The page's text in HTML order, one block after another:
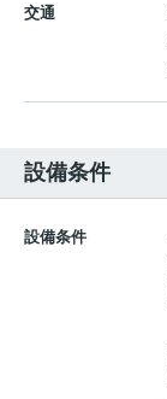
交通
設備条件
設備条件